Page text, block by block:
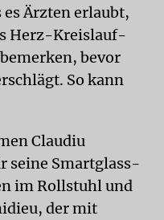
es Ärzten erlaubt,
Herz-Kreislauf-
bevor
So kann
Claudiu
seine Smartglass-
im Rollstuhl und
der mit